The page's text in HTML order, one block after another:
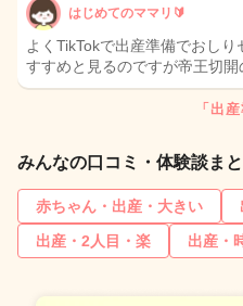
はじめてのママリ🔰
よくTikTokで出産準備でおし
すすめと見るのですが帝王切
「出
みんなの口コミ・体験談ま
赤ちゃん・出産・大きい
出産・2人目・楽
出産・